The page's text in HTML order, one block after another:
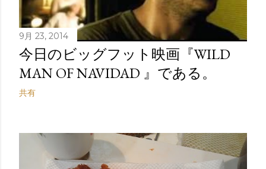
9月 23, 2014
今日のビッグフット映画『WILD
MAN OF NAVIDAD 』である。
共有